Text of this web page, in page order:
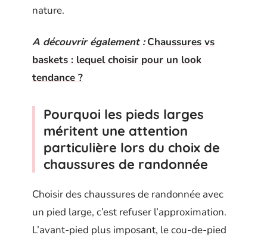
nature.
A découvrir également : Chaussures vs
baskets : lequel choisir pour un look
tendance ?
Pourquoi les pieds larges
méritent une attention
particulière lors du choix de
chaussures de randonnée
Choisir des chaussures de randonnée avec
un pied large, c’est refuser l’approximation.
L’avant-pied plus imposant, le cou-de-pied